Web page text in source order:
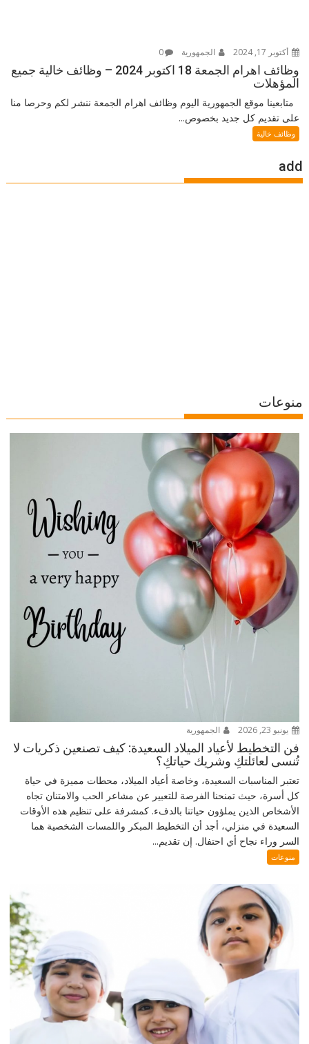
أكتوبر 17, 2024 الجمهورية 0
وظائف اهرام الجمعة 18 اكتوبر 2024 – وظائف خالية جميع
المؤهلات
متابعينا موقع الجمهورية اليوم وظائف اهرام الجمعة ننشر لكم وحرصا منا
على تقديم كل جديد بخصوص...
وظائف خالية
add
منوعات
يونيو 23, 2026 الجمهورية
فن التخطيط لأعياد الميلاد السعيدة: كيف تصنعين ذكريات لا
تُنسى لعائلتكِ وشريك حياتكِ؟
تعتبر المناسبات السعيدة، وخاصة أعياد الميلاد، محطات مميزة في حياة
كل أسرة، حيث تمنحنا الفرصة للتعبير عن مشاعر الحب والامتنان تجاه
الأشخاص الذين يملؤون حياتنا بالدفء. كمشرفة على تنظيم هذه الأوقات
السعيدة في منزلي، أجد أن التخطيط المبكر واللمسات الشخصية هما
السر وراء نجاح أي احتفال. إن تقديم...
منوعات